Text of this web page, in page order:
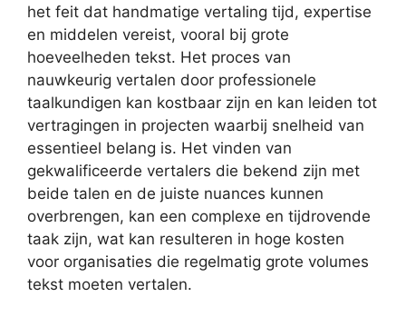
het feit dat handmatige vertaling tijd, expertise
en middelen vereist, vooral bij grote
hoeveelheden tekst. Het proces van
nauwkeurig vertalen door professionele
taalkundigen kan kostbaar zijn en kan leiden tot
vertragingen in projecten waarbij snelheid van
essentieel belang is. Het vinden van
gekwalificeerde vertalers die bekend zijn met
beide talen en de juiste nuances kunnen
overbrengen, kan een complexe en tijdrovende
taak zijn, wat kan resulteren in hoge kosten
voor organisaties die regelmatig grote volumes
tekst moeten vertalen.